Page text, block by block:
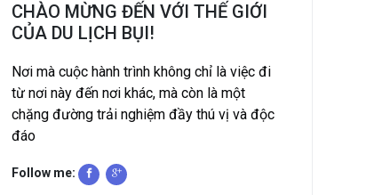
CHÀO MỪNG ĐẾN VỚI THẾ GIỚI
CỦA DU LỊCH BỤI!
Nơi mà cuộc hành trình không chỉ là việc đi
từ nơi này đến nơi khác, mà còn là một
chặng đường trải nghiệm đầy thú vị và độc
đáo
Follow me: